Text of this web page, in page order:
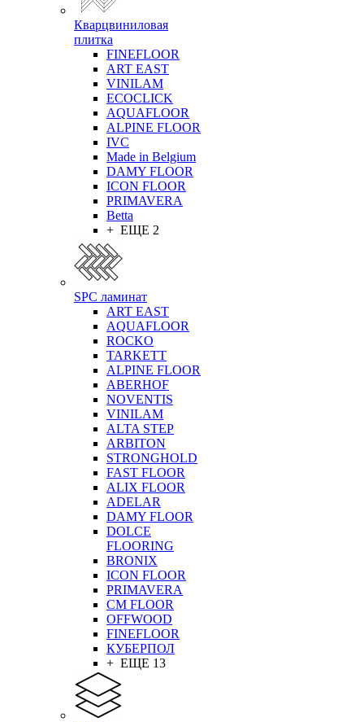
Кварцвиниловая
плитка
FINEFLOOR
ART EAST
VINILAM
ECOCLICK
AQUAFLOOR
ALPINE FLOOR
IVC
Made in Belgium
DAMY FLOOR
ICON FLOOR
PRIMAVERA
Betta
+ ЕЩЕ 2
SPC ламинат
ART EAST
AQUAFLOOR
ROCKO
TARKETT
ALPINE FLOOR
ABERHOF
NOVENTIS
VINILAM
ALTA STEP
ARBITON
STRONGHOLD
FAST FLOOR
ALIX FLOOR
ADELAR
DAMY FLOOR
DOLCE
FLOORING
BRONIX
ICON FLOOR
PRIMAVERA
CM FLOOR
OFFWOOD
FINEFLOOR
КУБЕРПОЛ
+ ЕЩЕ 13